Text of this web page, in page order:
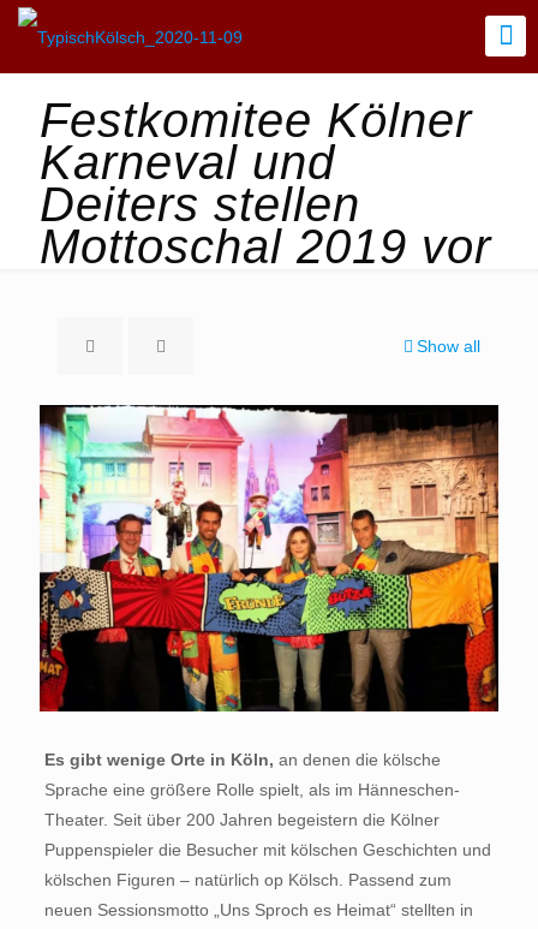
Festkomitee Kölner
Karneval und
Deiters stellen
Mottoschal 2019 vor
Show all
Es gibt wenige Orte in Köln, an denen die kölsche
Sprache eine größere Rolle spielt, als im Hänneschen-
Theater. Seit über 200 Jahren begeistern die Kölner
Puppenspieler die Besucher mit kölschen Geschichten und
kölschen Figuren – natürlich op Kölsch. Passend zum
neuen Sessionsmotto „Uns Sproch es Heimat“ stellten in